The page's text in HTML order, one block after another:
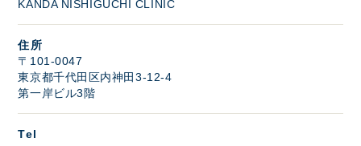
KANDA NISHIGUCHI CLINIC
住所
〒101-0047
東京都千代田区内神田3-12-4
第一岸ビル3階
Tel